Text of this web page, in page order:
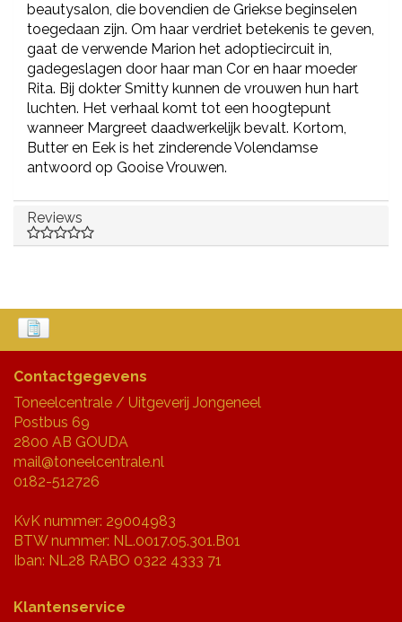
beautysalon, die bovendien de Griekse beginselen
toegedaan zijn. Om haar verdriet betekenis te geven,
gaat de verwende Marion het adoptiecircuit in,
gadegeslagen door haar man Cor en haar moeder
Rita. Bij dokter Smitty kunnen de vrouwen hun hart
luchten. Het verhaal komt tot een hoogtepunt
wanneer Margreet daadwerkelijk bevalt. Kortom,
Butter en Eek is het zinderende Volendamse
antwoord op Gooise Vrouwen.
Reviews
Contactgegevens
Toneelcentrale / Uitgeverij Jongeneel
Postbus 69
2800 AB GOUDA
mail@toneelcentrale.nl
0182-512726
KvK nummer: 29004983
BTW nummer: NL.0017.05.301.B01
Iban: NL28 RABO 0322 4333 71
Klantenservice